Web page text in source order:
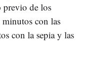
previo de los
minutos con las
con la sepia y las